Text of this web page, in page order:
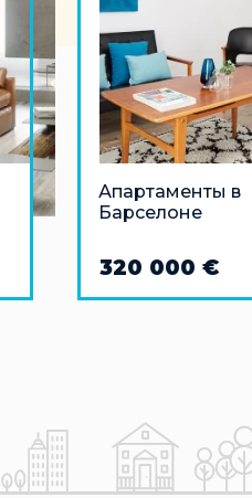
Апартаменты в
Барселоне
320 000 €